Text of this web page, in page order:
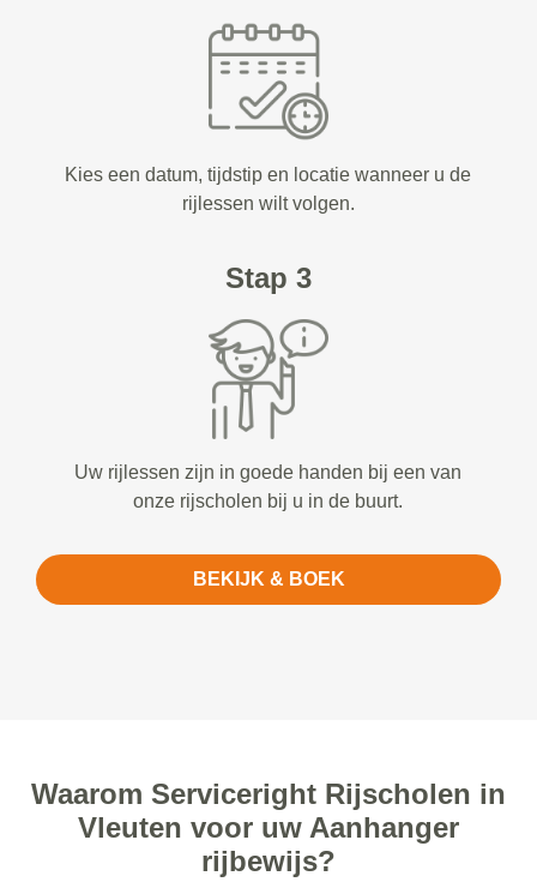
Kies een datum, tijdstip en locatie wanneer u de
rijlessen wilt volgen.
Stap 3
Uw rijlessen zijn in goede handen bij een van
onze rijscholen bij u in de buurt.
BEKIJK & BOEK
Waarom Serviceright Rijscholen in
Vleuten voor uw Aanhanger
rijbewijs?